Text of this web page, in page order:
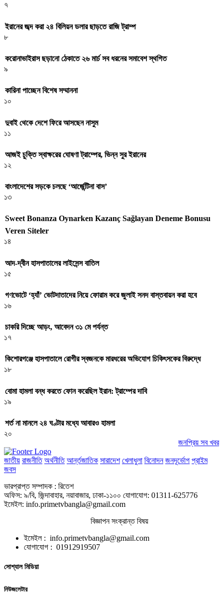
৭
ইরানের জব্দ করা ২৪ বিলিয়ন ডলার ছাড়তে রাজি ট্রাম্প
৮
করোনাভাইরাস ছড়ানো ঠেকাতে ২৬ মার্চ সব ধরনের সমাবেশ স্থগিত
৯
কারিনা পাচ্ছেন বিশেষ সম্মাননা
১০
দুবাই থেকে দেশে ফিরে আসছেন নাসুম
১১
আজই চুক্তি স্বাক্ষরের ঘোষণা ট্রাম্পের, ভিন্ন সুর ইরানের
১২
বাংলাদেশের সড়কে চলছে ‘আর্জেন্টিনা বাস’
১৩
Sweet Bonanza Oynarken Kazanç Sağlayan Deneme Bonusu
Veren Siteler
১৪
আদ-দ্বীন হাসপাতালের লাইসেন্স বাতিল
১৫
গণভোটে ‘হ্যাঁ’ ভোটদাতাদের নিয়ে ফোরাম করে জুলাই সনদ বাস্তবায়ন করা হবে
১৬
চাকরি দিচ্ছে আড়ং, আবেদন ৩১ মে পর্যন্ত
১৭
কিশোরগঞ্জে হাসপাতালে রোগীর স্বজনকে মারধরের অভিযোগ চিকিৎসকের বিরুদ্ধে
১৮
বোমা হামলা বন্ধ করতে ফোন করেছিল ইরান: ট্রাম্পের দাবি
১৯
শর্ত না মানলে ২৪ ঘণ্টার মধ্যে আবারও হামলা
২০
জনপ্রিয় সব খবর
জাতীয় রাজনীতি অর্থনীতি আর্ন্তজাতিক সারাদেশ খেলাধুলা বিনোদন জনদূর্ভোগ প্রাইম
জবস
ভারপ্রাপ্ত সম্পাদক : রিতেশ
অফিস: ৯/বি, জিন্দাবাহার, নয়াবাজার, ঢাকা-১১০০ যোগাযোগ: 01311-625776
ইমেইল: info.primetvbangla@gmail.com
বিজ্ঞাপন সংক্রান্ত বিষয়
ইমেইল : info.primetvbangla@gmail.com
যোগাযোগ : 01912919507
সোশ্যাল মিডিয়া
নিউজলেটার